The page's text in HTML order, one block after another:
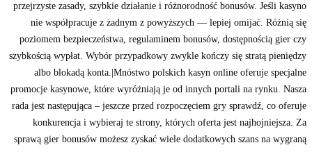
przejrzyste zasady, szybkie działanie i różnorodność bonusów. Jeśli kasyno
nie współpracuje z żadnym z powyższych — lepiej omijać. Różnią się
poziomem bezpieczeństwa, regulaminem bonusów, dostępnością gier czy
szybkością wypłat. Wybór przypadkowy zwykle kończy się stratą pieniędzy
albo blokadą konta.|Mnóstwo polskich kasyn online oferuje specjalne
promocje kasynowe, które wyróżniają je od innych portali na rynku. Nasza
rada jest następująca – jeszcze przed rozpoczęciem gry sprawdź, co oferuje
konkurencja i wybieraj te strony, których oferta jest najhojniejsza. Za
sprawą gier bonusów możesz zyskać wiele dodatkowych szans na wygraną